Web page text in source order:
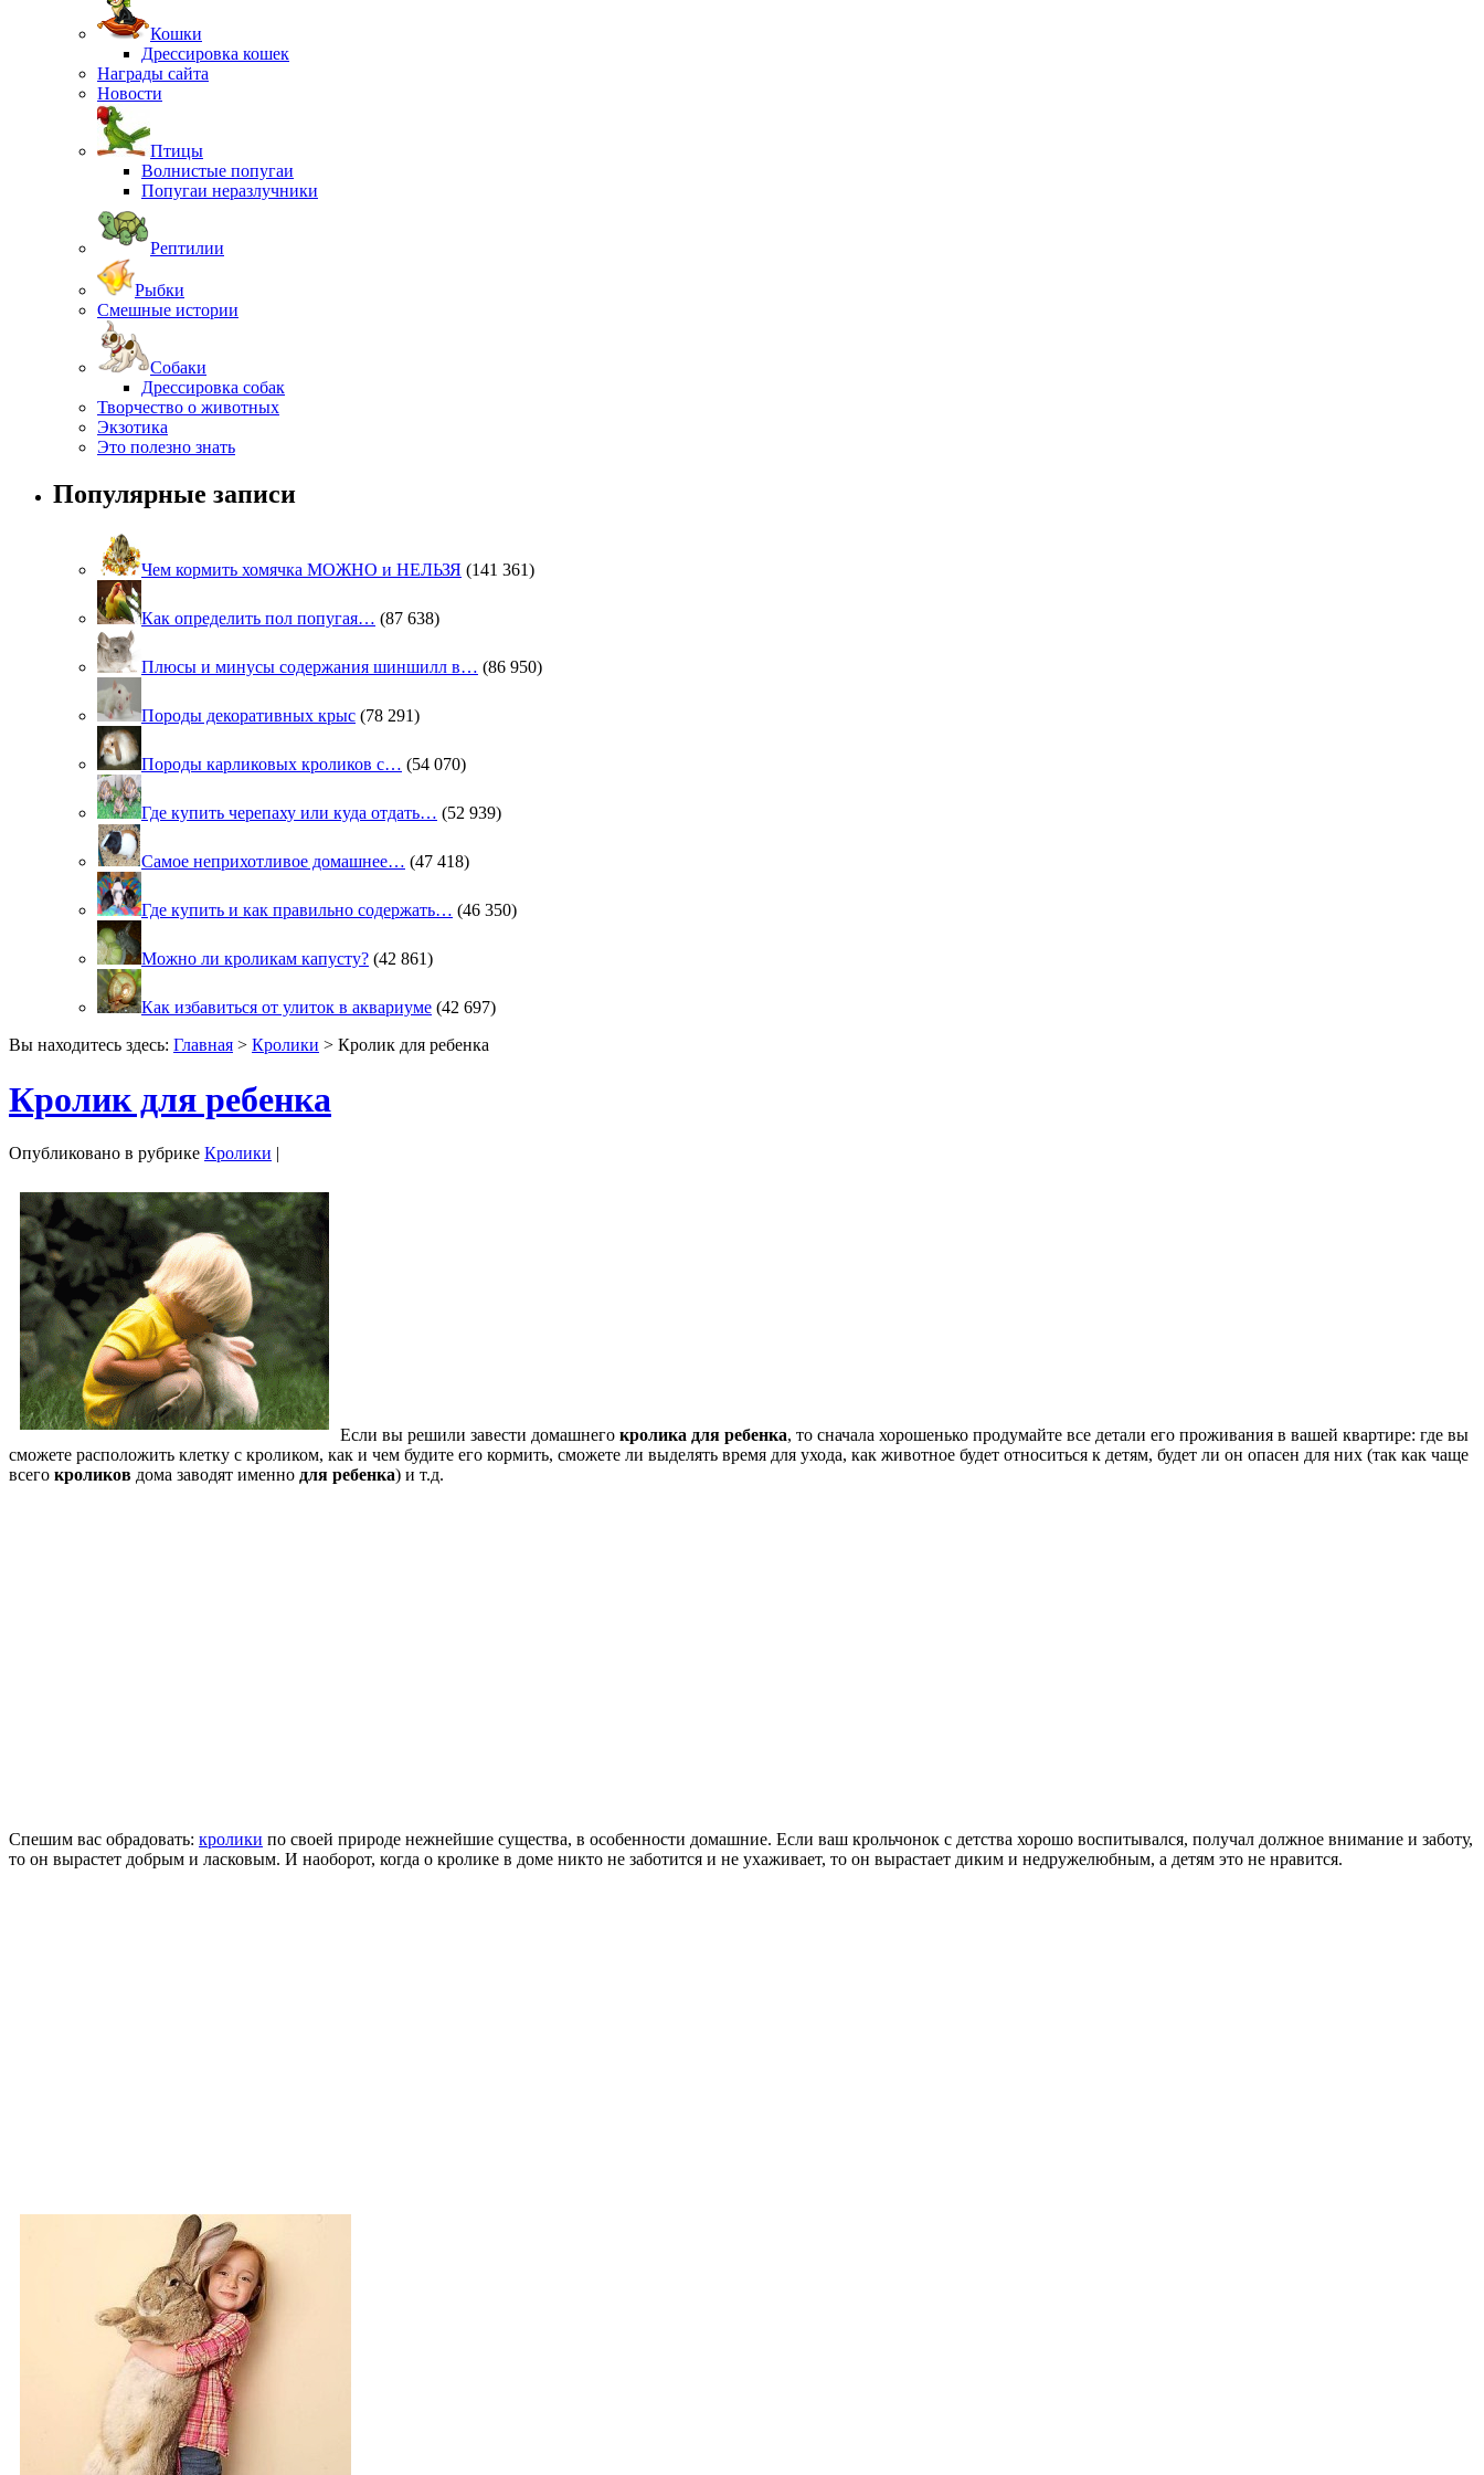
Кошки
Дрессировка кошек
Награды сайта
Новости
Птицы
Волнистые попугаи
Попугаи неразлучники
Рептилии
Рыбки
Смешные истории
Собаки
Дрессировка собак
Творчество о животных
Экзотика
Это полезно знать
Популярные записи
Чем кормить хомячка МОЖНО и НЕЛЬЗЯ (141 361)
Как определить пол попугая… (87 638)
Плюсы и минусы содержания шиншилл в… (86 950)
Породы декоративных крыс (78 291)
Породы карликовых кроликов с… (54 070)
Где купить черепаху или куда отдать… (52 939)
Самое неприхотливое домашнее… (47 418)
Где купить и как правильно содержать… (46 350)
Можно ли кроликам капусту? (42 861)
Как избавиться от улиток в аквариуме (42 697)
Вы находитесь здесь: Главная > Кролики > Кролик для ребенка
Кролик для ребенка
Опубликовано в рубрике Кролики |
Если вы решили завести домашнего кролика для ребенка, то сначала хорошенько продумайте все детали его проживания в вашей квартире: где вы
сможете расположить клетку с кроликом, как и чем будите его кормить, сможете ли выделять время для ухода, как животное будет относиться к детям, будет ли он опасен для них (так как чаще
всего кроликов дома заводят именно для ребенка) и т.д.
Спешим вас обрадовать: кролики по своей природе нежнейшие существа, в особенности домашние. Если ваш крольчонок с детства хорошо воспитывался, получал должное внимание и заботу,
то он вырастет добрым и ласковым. И наоборот, когда о кролике в доме никто не заботится и не ухаживает, то он вырастает диким и недружелюбным, а детям это не нравится.